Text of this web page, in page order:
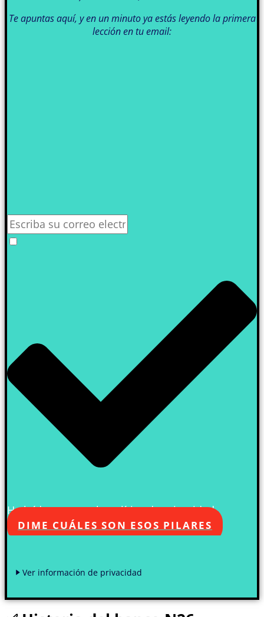
Te apuntas aquí, y en un minuto ya estás leyendo la primera
lección en tu email:
He leído y acepto la política de privacidad
DIME CUÁLES SON ESOS PILARES
Ver información de privacidad